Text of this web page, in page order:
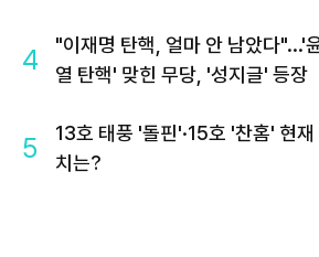
4
"이재명 탄핵, 얼마 안 남았다"...'
열 탄핵' 맞힌 무당, '성지글' 등장
5
13호 태풍 '돌핀'·15호 '찬홈' 현재
치는?